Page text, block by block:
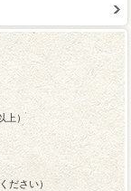
上）
ださい）